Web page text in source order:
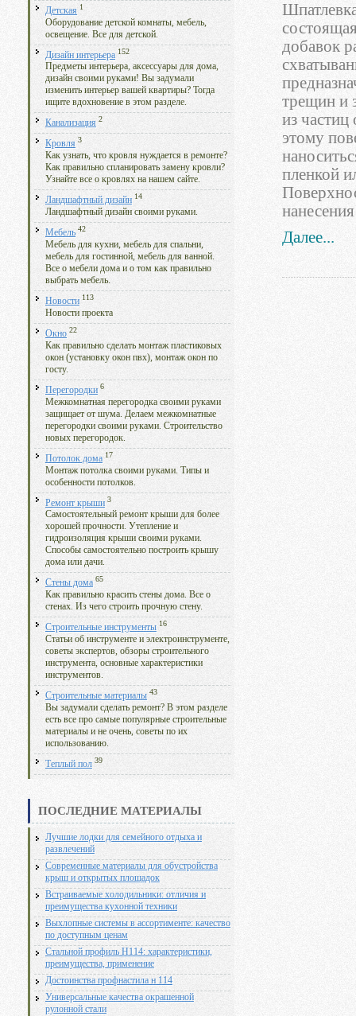
Детская 1
Оборудование детской комнаты, мебель,
освещение. Все для детской.
Дизайн интерьера 152
Предметы интерьера, аксессуары для дома,
дизайн своими руками! Вы задумали
изменить интерьер вашей квартиры? Тогда
ищите вдохновение в этом разделе.
Канализация 2
Кровля 3
Как узнать, что кровля нуждается в ремонте?
Как правильно спланировать замену кровли?
Узнайте все о кровлях на нашем сайте.
Ландшафтный дизайн 14
Ландшафтный дизайн своими руками.
Мебель 42
Мебель для кухни, мебель для спальни,
мебель для гостинной, мебель для ванной.
Все о мебели дома и о том как правильно
выбрать мебель.
Новости 113
Новости проекта
Окно 22
Как правильно сделать монтаж пластиковых
окон (установку окон пвх), монтаж окон по
госту.
Перегородки 6
Межкомнатная перегородка своими руками
защищает от шума. Делаем межкомнатные
перегородки своими руками. Строительство
новых перегородок.
Потолок дома 17
Монтаж потолка своими руками. Типы и
особенности потолков.
Ремонт крыши 3
Самостоятельный ремонт крыши для более
хорошей прочности. Утепление и
гидроизоляция крыши своими руками.
Способы самостоятельно построить крышу
дома или дачи.
Стены дома 65
Как правильно красить стены дома. Все о
стенах. Из чего строить прочную стену.
Строительные инструменты 16
Статьи об инструменте и электроинструменте,
советы экспертов, обзоры строительного
инструмента, основные характеристики
инструментов.
Строительные материалы 43
Вы задумали сделать ремонт? В этом разделе
есть все про самые популярные строительные
материалы и не очень, советы по их
использованию.
Теплый пол 39
ПОСЛЕДНИЕ МАТЕРИАЛЫ
Лучшие лодки для семейного отдыха и
развлечений
Современные материалы для обустройства
крыш и открытых площадок
Встраиваемые холодильники: отличия и
преимущества кухонной техники
Выхлопные системы в ассортименте: качество
по доступным ценам
Стальной профиль Н114: характеристики,
преимущества, применение
Достоинства профнастила н 114
Универсальные качества окрашенной
рулонной стали
добавок
трещин и
из
этому
пленкой
Далее...